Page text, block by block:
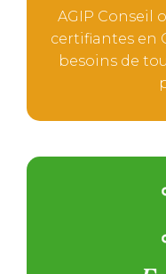
AGIP Conseil
certifiantes en
besoins de